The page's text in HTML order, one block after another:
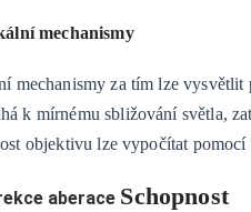
mechanismy
mechanismy za tím lze
k mírnému sbližování světla,
objektivu lze vypočítat
aberace Schopnost